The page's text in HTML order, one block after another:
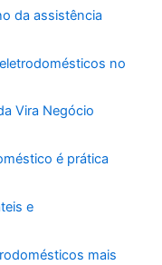
da assistência
no
Vira Negócio
é prática
e
mais